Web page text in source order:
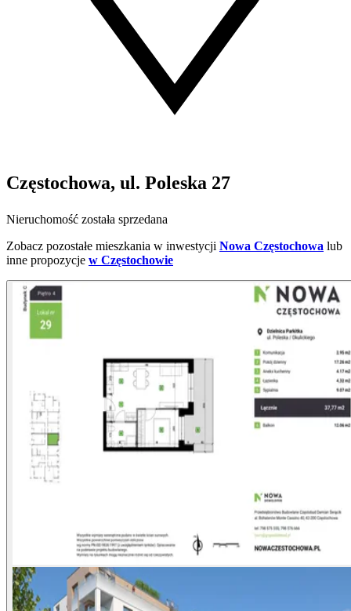
Częstochowa, ul. Poleska 27
Nieruchomość została sprzedana
Zobacz pozostałe mieszkania w inwestycji Nowa Częstochowa lub
inne propozycje w Częstochowie